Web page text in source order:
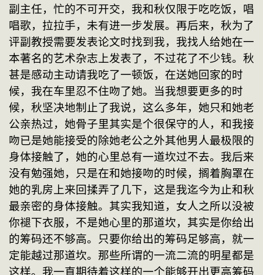
副主任，忙的不可开交，我和秋仅限于吃吃饭，唱
唱歌，拉拉手，未有进一步发展。再后来，秋为了
评副教授需要发表论文时找到我，我找人给她在一
本著名的艺术杂志上发表了，不过花了不少钱。秋
甚是感动主动请我吃了一顿饭，在送她回家的时
候，我在车里忍不住吻了她。当我想要更多的时
候，秋坚决地制止了我说，这么多年，她只和她老
公亲热过，她骨子里其实是个很保守的人，和我接
吻已是她能接受的除她老公之外其他男人最极限的
身体接触了，她的心里总有一道坎过不去。我后来
没有勉强她，只是在和她接吻的时候，搁着胸罩在
她的乳房上来回揉弄了几下，这是我迄今为止和秋
最亲密的身体接触。其实我知道，女人之所以没被
你褪下衣服，不是她心里的那道坎，其实是你给出
的筹码还不够高。只要你给出的筹码足够高，就一
定能越过那道坎。那些所谓的一流二流的明星都是
这样。我一直期待着这样的一个能够开出更高筹码